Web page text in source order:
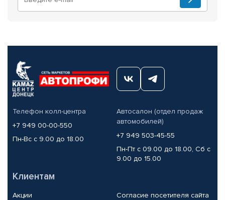
Телефон колл-центра
+7 949 00-00-550
Пн-Вс с 9.00 до 18.00
Автосалон (отдел продаж
автомобилей)
+7 949 503-45-55
Пн-Пт с 09.00 до 18.00, Сб с
9.00 до 15.00
Клиентам
Акции
Согласие посетителя сайта